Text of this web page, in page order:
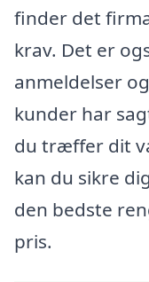
finder det
krav. Det er
anmeldelser
kunder har
du træffer dit
kan du sikre
den bedste
pris.